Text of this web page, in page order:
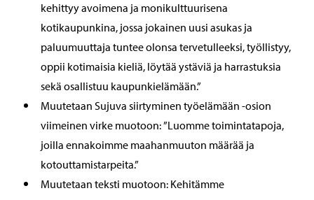
kehittyy avoimena ja monikulttuurisena
kotikaupunkina, jossa jokainen uusi asukas ja
paluumuuttaja tuntee olonsa tervetulleeksi, työllistyy,
oppii kotimaisia kieliä, löytää ystäviä ja harrastuksia
sekä osallistuu kaupunkielämään.”
Muutetaan Sujuva siirtyminen työelämään -osion
viimeinen virke muotoon: ”Luomme toimintatapoja,
joilla ennakoimme maahanmuuton määrää ja
kotouttamistarpeita.”
Muutetaan teksti muotoon: Kehitämme